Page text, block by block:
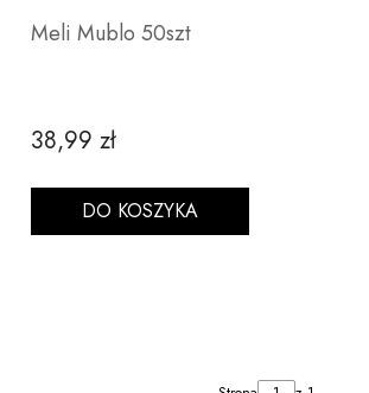
Meli Mublo 50szt
Cena
38,99 zł
DO KOSZYKA